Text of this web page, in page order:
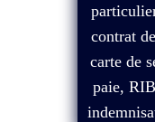
contrat
carte de
paie,